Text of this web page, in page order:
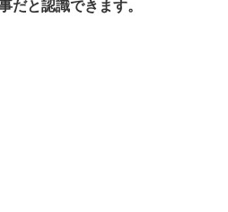
だと認識できます。